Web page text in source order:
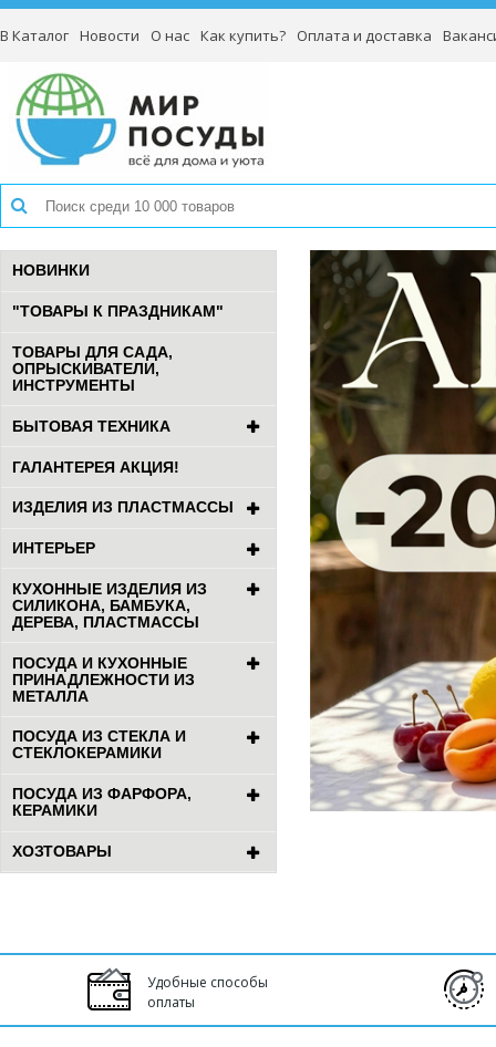
В Каталог Новости О нас Как купить? Оплата и доставка
НОВИНКИ
"ТОВАРЫ К ПРАЗДНИКАМ"
ТОВАРЫ ДЛЯ САДА,
ОПРЫСКИВАТЕЛИ,
ИНСТРУМЕНТЫ
БЫТОВАЯ ТЕХНИКА
ГАЛАНТЕРЕЯ АКЦИЯ!
ИЗДЕЛИЯ ИЗ ПЛАСТМАССЫ
ИНТЕРЬЕР
КУХОННЫЕ ИЗДЕЛИЯ ИЗ
СИЛИКОНА, БАМБУКА,
ДЕРЕВА, ПЛАСТМАССЫ
ПОСУДА И КУХОННЫЕ
ПРИНАДЛЕЖНОСТИ ИЗ
МЕТАЛЛА
ПОСУДА ИЗ СТЕКЛА И
СТЕКЛОКЕРАМИКИ
ПОСУДА ИЗ ФАРФОРА,
КЕРАМИКИ
ХОЗТОВАРЫ
Удобные способы
оплаты